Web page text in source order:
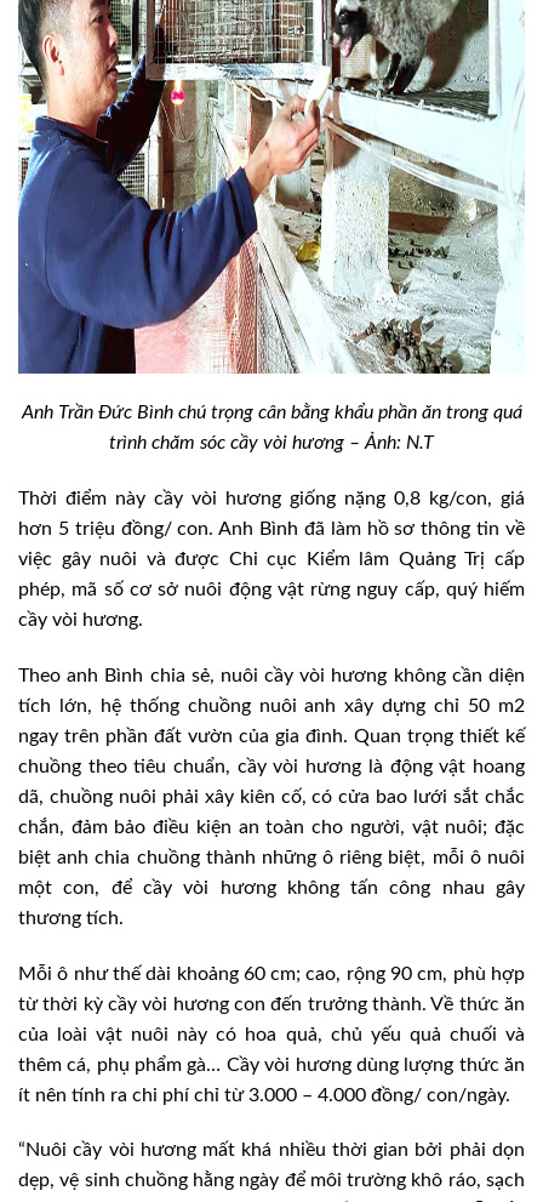
Anh Trần Đức Bình chú trọng cân bằng khẩu phần ăn trong quá
trình chăm sóc cầy vòi hương – Ảnh: N.T
Thời điểm này cầy vòi hương giống nặng 0,8 kg/con, giá
hơn 5 triệu đồng/ con. Anh Bình đã làm hồ sơ thông tin về
việc gây nuôi và được Chi cục Kiểm lâm Quảng Trị cấp
phép, mã số cơ sở nuôi động vật rừng nguy cấp, quý hiếm
cầy vòi hương.
Theo anh Bình chia sẻ, nuôi cầy vòi hương không cần diện
tích lớn, hệ thống chuồng nuôi anh xây dựng chỉ 50 m2
ngay trên phần đất vườn của gia đình. Quan trọng thiết kế
chuồng theo tiêu chuẩn, cầy vòi hương là động vật hoang
dã, chuồng nuôi phải xây kiên cố, có cửa bao lưới sắt chắc
chắn, đảm bảo điều kiện an toàn cho người, vật nuôi; đặc
biệt anh chia chuồng thành những ô riêng biệt, mỗi ô nuôi
một con, để cầy vòi hương không tấn công nhau gây
thương tích.
Mỗi ô như thế dài khoảng 60 cm; cao, rộng 90 cm, phù hợp
từ thời kỳ cầy vòi hương con đến trưởng thành. Về thức ăn
của loài vật nuôi này có hoa quả, chủ yếu quả chuối và
thêm cá, phụ phẩm gà… Cầy vòi hương dùng lượng thức ăn
ít nên tính ra chi phí chỉ từ 3.000 – 4.000 đồng/ con/ngày.
“Nuôi cầy vòi hương mất khá nhiều thời gian bởi phải dọn
dẹp, vệ sinh chuồng hằng ngày để môi trường khô ráo, sạch